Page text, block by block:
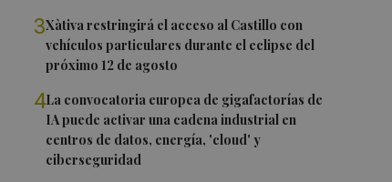
3Xàtiva restringirá el acceso al Castillo con
vehículos particulares durante el eclipse del
próximo 12 de agosto
4La convocatoria europea de gigafactorías de
IA puede activar una cadena industrial en
centros de datos, energía, 'cloud' y
ciberseguridad